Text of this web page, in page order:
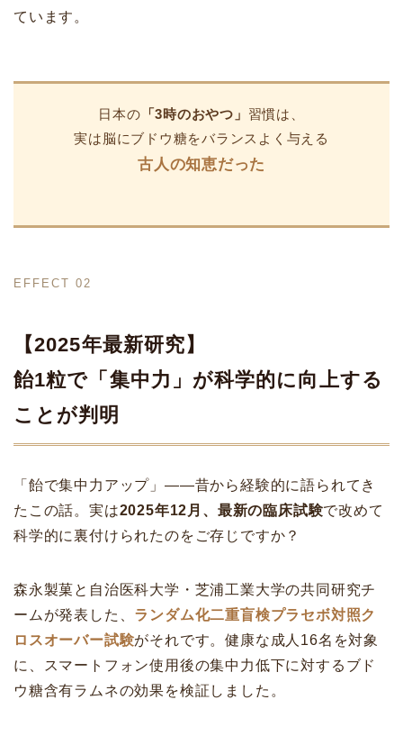
ています。
日本の 「3時のおやつ」 習慣は、
実は脳にブドウ糖をバランスよく与える
古人の知恵だった
EFFECT 02
【2025年最新研究】
飴1粒で「集中力」が科学的に向上する
ことが判明
「飴で集中力アップ」――昔から経験的に語られてき
たこの話。実は2025年12月、最新の臨床試験で改めて
科学的に裏付けられたのをご存じですか？
森永製菓と自治医科大学・芝浦工業大学の共同研究チ
ームが発表した、 ランダム化二重盲検プラセボ対照ク
ロスオーバー試験がそれです。健康な成人16名を対象
に、スマートフォン使用後の集中力低下に対するブド
ウ糖含有ラムネの効果を検証しました。